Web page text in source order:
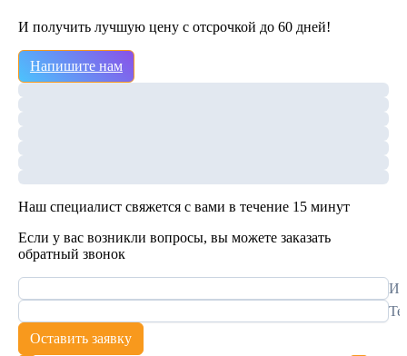
И получить лучшую цену с отсрочкой до 60 дней!
Напишите нам
Наш специалист свяжется с вами в течение 15 минут
Если у вас возникли вопросы, вы можете заказать
обратный звонок
Оставить заявку